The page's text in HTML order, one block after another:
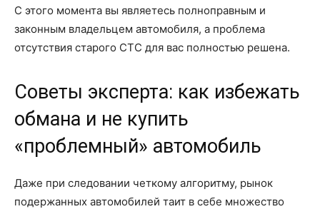
С этого момента вы являетесь полноправным и
законным владельцем автомобиля, а проблема
отсутствия старого СТС для вас полностью решена.
Советы эксперта: как избежать
обмана и не купить
«проблемный» автомобиль
Даже при следовании четкому алгоритму, рынок
подержанных автомобилей таит в себе множество